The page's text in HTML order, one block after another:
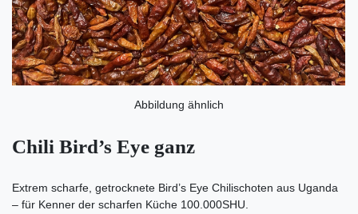
Abbildung ähnlich
Chili Bird’s Eye ganz
Extrem scharfe, getrocknete Bird’s Eye Chilischoten aus Uganda
– für Kenner der scharfen Küche 100.000SHU.